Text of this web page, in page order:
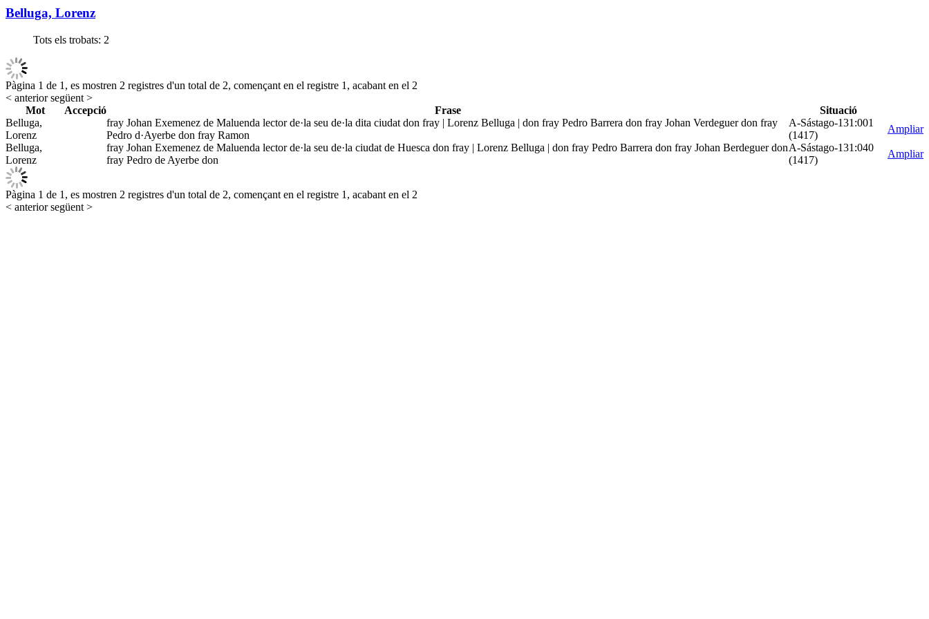
Belluga, Lorenz
Tots els trobats: 2
Pàgina 1 de 1, es mostren 2 registres d'un total de 2, començant en el registre 1, acabant en el 2
< anteriorsegüent >
Mot
Accepció Frase
Situació
Belluga,
Lorenz
fray Johan Exemenez de Maluenda lector de·la seu de·la dita ciudat don fray | Lorenz Belluga | don fray Pedro Barrera don fray Johan Verdeguer don fray
Pedro d·Ayerbe don fray Ramon
A-Sástago-131:001
(1417)
Ampliar
Belluga,
Lorenz
fray Johan Exemenez de Maluenda lector de·la seu de·la ciudat de Huesca don fray | Lorenz Belluga | don fray Pedro Barrera don fray Johan Berdeguer don
fray Pedro de Ayerbe don
A-Sástago-131:040
(1417)
Ampliar
Pàgina 1 de 1, es mostren 2 registres d'un total de 2, començant en el registre 1, acabant en el 2
< anteriorsegüent >